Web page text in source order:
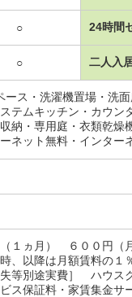
○ 24時間
○ 二人入
ス・洗濯機置場・洗
テムキッチン・カウン
納・専用庭・衣類乾燥
ネット無料・インター
１ヵ月） ６００円
、以降は月額賃料の１
別途実費］ ハウス
保証料・家賃集金サ